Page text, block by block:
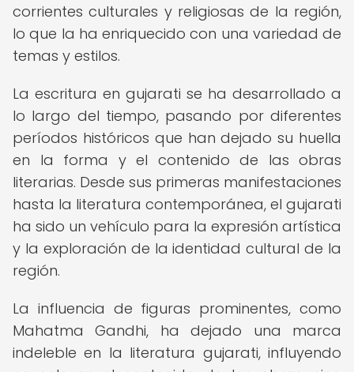
corrientes culturales y religiosas de la región,
lo que la ha enriquecido con una variedad de
temas y estilos.
La escritura en gujarati se ha desarrollado a
lo largo del tiempo, pasando por diferentes
períodos históricos que han dejado su huella
en la forma y el contenido de las obras
literarias. Desde sus primeras manifestaciones
hasta la literatura contemporánea, el gujarati
ha sido un vehículo para la expresión artística
y la exploración de la identidad cultural de la
región.
La influencia de figuras prominentes, como
Mahatma Gandhi, ha dejado una marca
indeleble en la literatura gujarati, influyendo